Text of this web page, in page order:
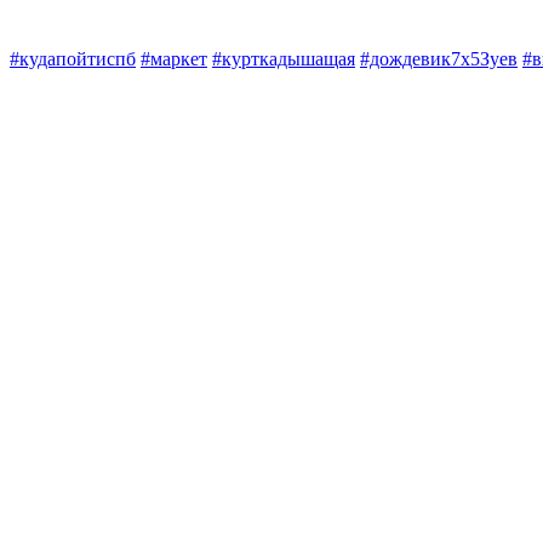
#кудапойтиспб #маркет #курткадышащая #дождевик7х5Зуев